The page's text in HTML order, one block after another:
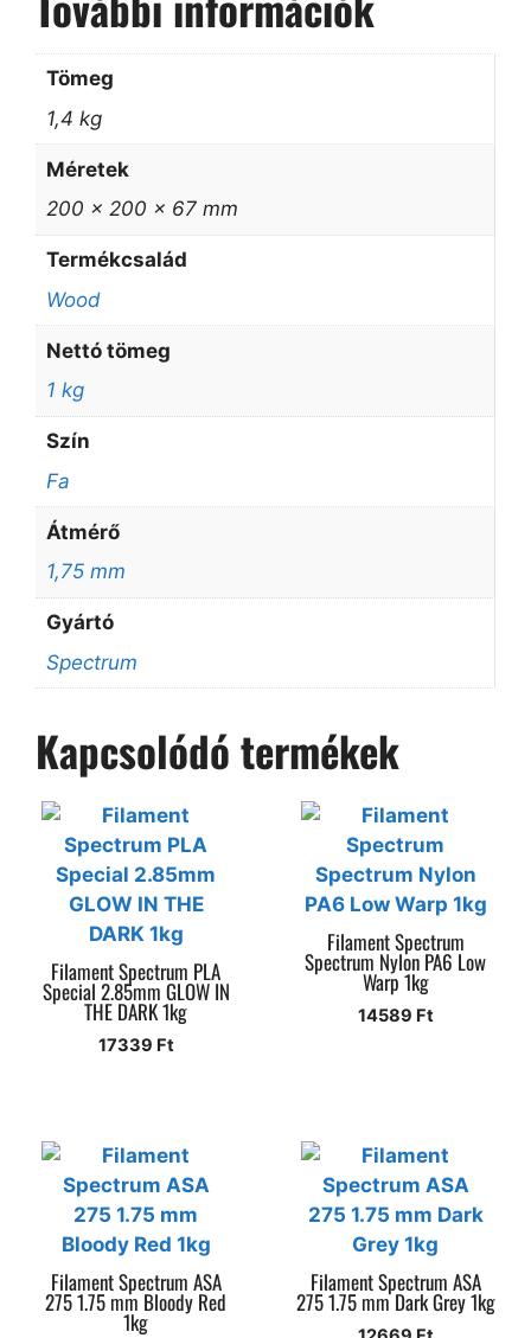
Tömeg
1,4 kg
Méretek
200 × 200 × 67 mm
Termékcsalád
Wood
Nettó tömeg
1 kg
Szín
Fa
Átmérő
1,75 mm
Gyártó
Spectrum
Kapcsolódó termékek
Filament Spectrum PLA
Special 2.85mm GLOW IN
THE DARK 1kg
17339 Ft
Filament Spectrum
Spectrum Nylon PA6 Low
Warp 1kg
14589 Ft
Filament Spectrum ASA
275 1.75 mm Bloody Red
1kg
Filament Spectrum ASA
275 1.75 mm Dark Grey 1kg